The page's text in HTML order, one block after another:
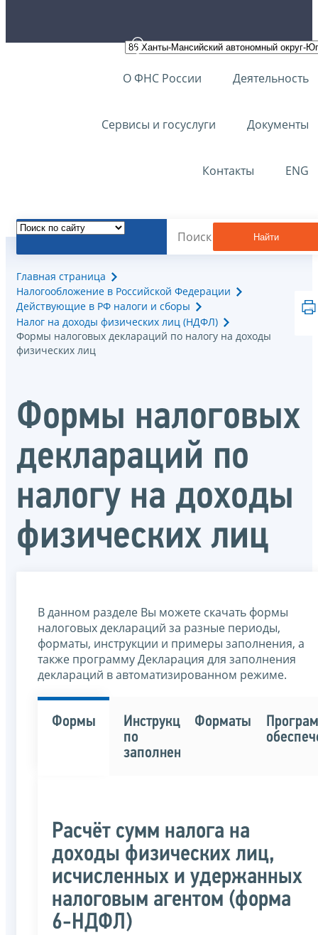
О ФНС России Деятельность
Сервисы и госуслуги Документы
Контакты ENG
Найти
Главная страница
Налогообложение в Российской Федерации
Действующие в РФ налоги и сборы
Налог на доходы физических лиц (НДФЛ)
Формы налоговых деклараций по налогу на доходы
физических лиц
Формы налоговых
деклараций по
налогу на доходы
физических лиц
В данном разделе Вы можете скачать формы
налоговых деклараций за разные периоды,
форматы, инструкции и примеры заполнения, а
также программу Декларация для заполнения
деклараций в автоматизированном режиме.
Формы
Инструкции
по
заполнению
Форматы
Расчёт сумм налога на
доходы физических лиц,
исчисленных и удержанных
налоговым агентом (форма
6-НДФЛ)